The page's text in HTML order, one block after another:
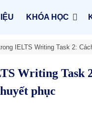
KHÓA HỌC
IELTS Writing Task 2:
Writing Task
phục